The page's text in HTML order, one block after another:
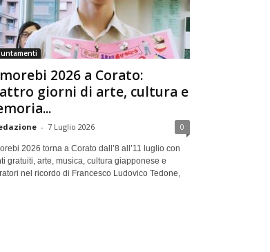
2026 a Corato:
giorni di arte, cultura e
- 7 Luglio 2026 0
2026 torna a Corato dall’8 all’11 luglio con
gratuiti, arte, musica, cultura giapponese e
nel ricordo di Francesco Ludovico Tedone,